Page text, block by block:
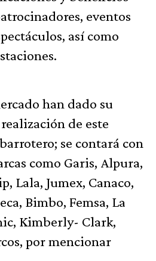
eventos
así como
han dado su
de este
se contará con
como Garis, Alpura,
Lala, Jumex, Canaco,
Bimbo, Femsa, La
Kimberly- Clark,
por mencionar